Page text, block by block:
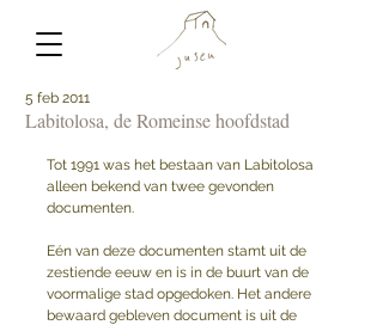
Labitolosa, de Romeinse hoofdstad
5 feb 2011
Tot 1991 was het bestaan van Labitolosa
alleen bekend van twee gevonden
documenten.
Eén van deze documenten stamt uit de
zestiende eeuw en is in de buurt van de
voormalige stad opgedoken. Het andere
bewaard gebleven document is uit de